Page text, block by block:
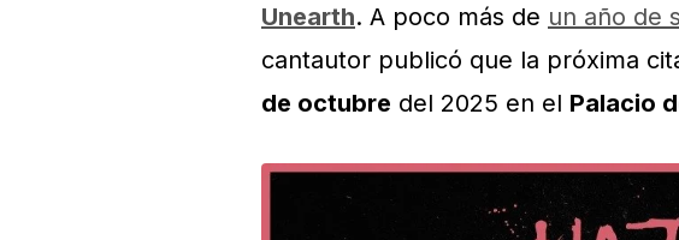
Unearth. A poco más de un año de
cantautor publicó que la próxima
de octubre del 2025 en el Palacio